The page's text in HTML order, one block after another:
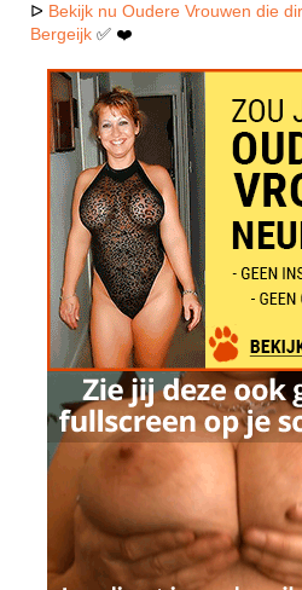
ᐅ Bekijk nu Oudere Vrouwen die
Bergeijk ✅ ❤️